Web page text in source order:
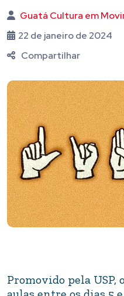
Guatá Cultura em
22 de janeiro de 2024
Compartilhar
Promovido pela